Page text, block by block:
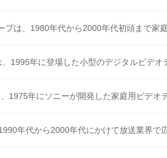
プは、1980年代から2000年代初頭まで家
、1995年に登場した小型のデジタルビデオ
1975年にソニーが開発した家庭用ビデオ
年代から2000年代にかけて放送業界で